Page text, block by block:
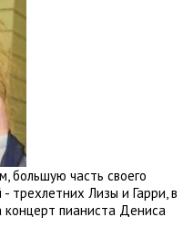
большую часть своего
трехлетних Лизы и Гарри, в
концерт пианиста Дениса